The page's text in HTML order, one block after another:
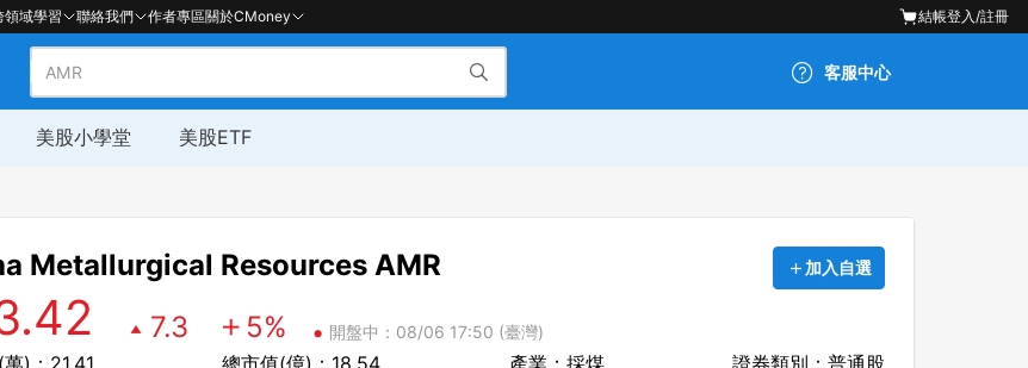
領域學習 聯絡我們 作者專區關於CMoney 結帳登入/註冊
客服中心
美股小學堂 美股ETF
Metallurgical Resources AMR 加入自選
7.3 5% • 開盤中：08/06 17:50 (臺灣)
)：21.41 總市值(億)：18.54 產業：採煤 證券類別：普通股